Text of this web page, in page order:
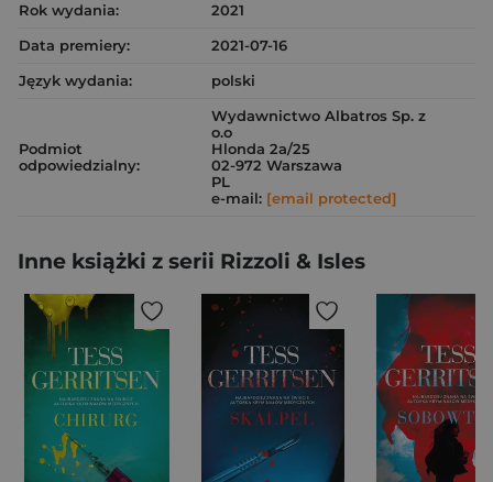
Rok wydania:
2021
Data premiery:
2021-07-16
Język wydania:
polski
Podmiot
odpowiedzialny:
Wydawnictwo Albatros Sp. z
o.o
Hlonda 2a/25
02-972 Warszawa
PL
e-mail: [email protected]
Inne książki z serii Rizzoli & Isles